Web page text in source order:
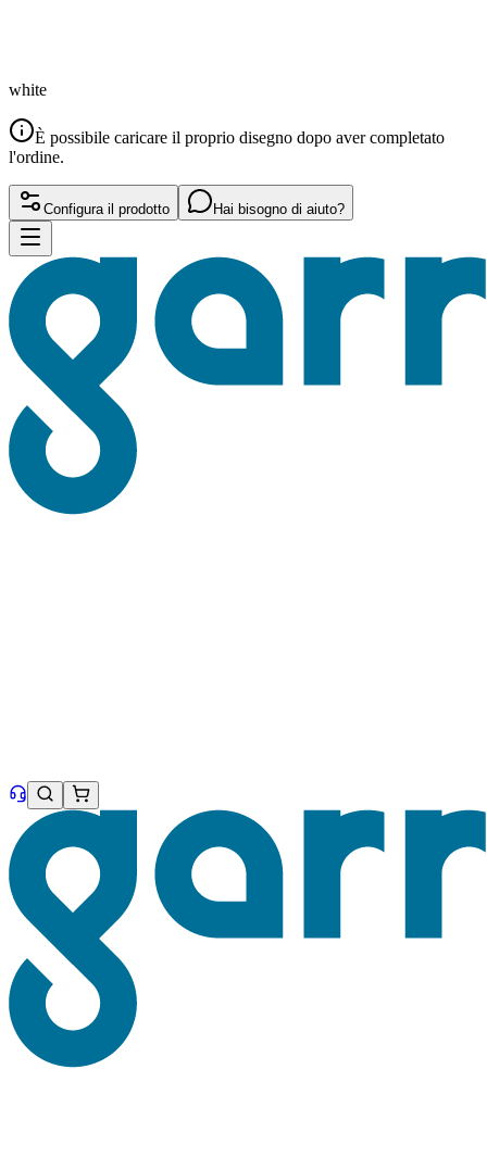
white
È possibile caricare il proprio disegno dopo aver completato
l'ordine.
Configura il prodotto Hai bisogno di aiuto?